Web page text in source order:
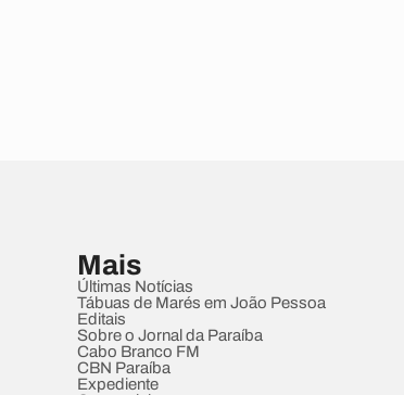
Mais
Últimas Notícias
Tábuas de Marés em João Pessoa
Editais
Sobre o Jornal da Paraíba
Cabo Branco FM
CBN Paraíba
Expediente